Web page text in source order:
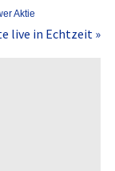
Aktie
live in Echtzeit »